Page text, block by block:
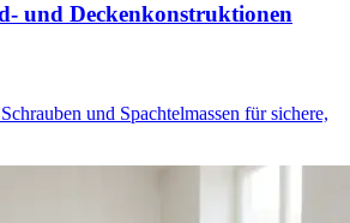
und Deckenkonstruktionen
und Spachtelmassen fürsichere,